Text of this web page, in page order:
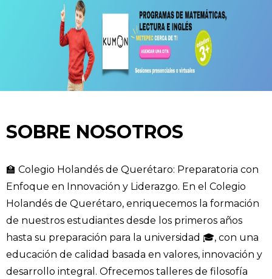
SOBRE NOSOTROS
🏫 Colegio Holandés de Querétaro: Preparatoria con
Enfoque en Innovación y Liderazgo. En el Colegio
Holandés de Querétaro, enriquecemos la formación
de nuestros estudiantes desde los primeros años
hasta su preparación para la universidad 🎓, con una
educación de calidad basada en valores, innovación y
desarrollo integral. Ofrecemos talleres de filosofía